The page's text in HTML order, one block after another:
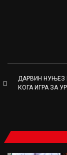
ДАРВИН НУЊЕЗ
КОГА ИГРА ЗА